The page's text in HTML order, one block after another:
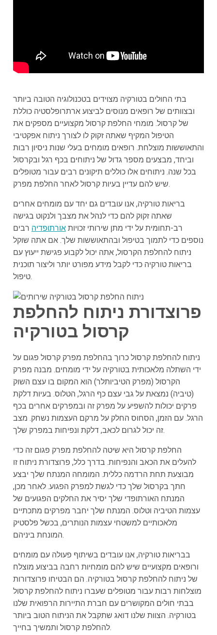
בתי החולים בטורקיה מצוידים בטכנולוגיה הטובה ביותר
ובצוותים של רופאים מנוסים לביצוע ארתרופלסטיה כוללת
של קרסול. מומחי החלפת קרסול מקצועיים מספקים את
הטיפול המקיף שאתה זקוק לו לצורך ניתוח אפקטיבי
והתאוששות מוצלחת. רופאים מומחים בעלי שנות ניסיון רבות
וביחד, מבצעים מספר גדול של ניתוחים בכף רגל ובקרסול
בכל שנה. ניתוחים אלו כוללים תיקונים רבים עבור מטופלים
שיש להם עדיין בעיות קרסול לאחר החלפת מפרק.
בריאות טורקיה, אנו עובדים גם יחד עם מומחים אחרים
שאתה זקוק להם כדי לנהל את מצבך ולנקוט בגישה
רב-תחומית על ידי מתן שירותי זכויותאורתופדיה רבים
נוספים כדי לתמוך בטיפול ובהתאוששות שלך. אם אתה שוקל
ניתוח להחלפת הקרסול, אתה יכול לקבוע פגישת ייעוץ עם
בריאות טורקיה כדי לקבל מידע מפורט יותר וליצור תוכנית
טיפול.
פרוצדורת ניתוח להחלפת
קרסול בטורקיה
ניתוח להחלפת קרסול כרוך בהחלפת מפרק קרסול פגום על
ידי השתלה מלאכותית בטורקיה על ידי מומחים. מבנה מפרק
הקרסול (מפרק הטיביותלר) הוא המקום בו עצם השוק
(טיביה) נמצאת על גבי עצם כף הרגל, הטלוס. בעיות דלקת
פרקים יכולות להשפיע על מפרק זה ובמפרקים אחרים בכף
הרגל. עם הזמן, הסחוס החלק על מרקם העצמות נשחק. מצב
זה יכול לגרום לכאב, דלקת ונפיחות במפרק שלך.
החלפת קרסול היא שיטה להחלפת מפרק פגום זה כדי
להעלים את הכאב והנפיחות. בדרך כלל, פרוצדורת ניתוח זו
מבוצעת תחת הרדמה כללית. המומחה המנתח שלך יבצע
חתך בקרסול שלך כדי לגשת למפרק הפגוע. לאחר מכן,
המנתח האורתופדי שלך יסיר את החלקים הפגועים של
עצמות הטיביה וטלוס. המנתח שלך יחבר מפרקים מתכתיים
מלאכותיים למשטחי עצמות הנותרים, בכשל פלסטיק
המונחת ביניהם.
בבריאות טורקיה, אנו עובדים בשיתוף פעולה עם מומחים
ורופאים מקצועיים שיש להם מומחיות רחבה בביצוע מוצלח
של ניתוח להחלפת קרסול בטורקיה. הם הבטיחו פרוצדורות
מוצלחות רבות עבור מטופלים שעברו ניתוח להחלפת קרסול
בבתי חולים המקושרים עם חברת התיירות הרפואית שלנו
בטורקיה. הצוות שלנו דואג שתקבל את הניתוח הטוב ביותר
להחלפת קרסול ותמשיך בחייך.